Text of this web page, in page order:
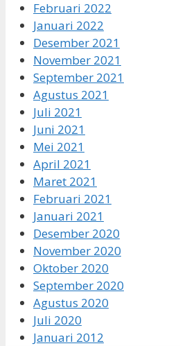
Februari 2022
Januari 2022
Desember 2021
November 2021
September 2021
Agustus 2021
Juli 2021
Juni 2021
Mei 2021
April 2021
Maret 2021
Februari 2021
Januari 2021
Desember 2020
November 2020
Oktober 2020
September 2020
Agustus 2020
Juli 2020
Januari 2012